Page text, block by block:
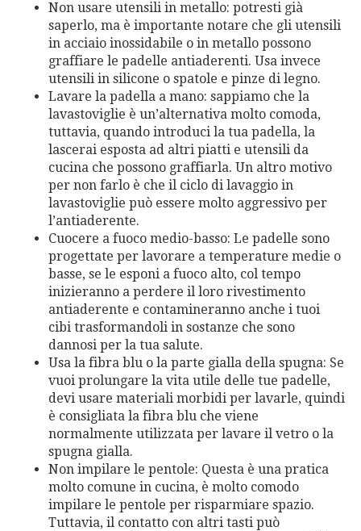
Non usare utensili in metallo: potresti già
saperlo, ma è importante notare che gli utensili
in acciaio inossidabile o in metallo possono
graffiare le padelle antiaderenti. Usa invece
utensili in silicone o spatole e pinze di legno.
Lavare la padella a mano: sappiamo che la
lavastoviglie è un’alternativa molto comoda,
tuttavia, quando introduci la tua padella, la
lascerai esposta ad altri piatti e utensili da
cucina che possono graffiarla. Un altro motivo
per non farlo è che il ciclo di lavaggio in
lavastoviglie può essere molto aggressivo per
l’antiaderente.
Cuocere a fuoco medio-basso: Le padelle sono
progettate per lavorare a temperature medie o
basse, se le esponi a fuoco alto, col tempo
inizieranno a perdere il loro rivestimento
antiaderente e contamineranno anche i tuoi
cibi trasformandoli in sostanze che sono
dannosi per la tua salute.
Usa la fibra blu o la parte gialla della spugna: Se
vuoi prolungare la vita utile delle tue padelle,
devi usare materiali morbidi per lavarle, quindi
è consigliata la fibra blu che viene
normalmente utilizzata per lavare il vetro o la
spugna gialla.
Non impilare le pentole: Questa è una pratica
molto comune in cucina, è molto comodo
impilare le pentole per risparmiare spazio.
Tuttavia, il contatto con altri tasti può